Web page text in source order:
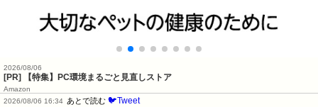
2026/08/06
[PR] 【特集】PC環境まるごと見直しストア
Amazon
2026/08/06 16:34 あとで読む 🐦Tweet